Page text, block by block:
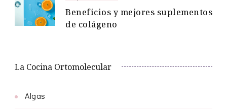
Beneficios y mejores suplementos
de colágeno
La Cocina Ortomolecular
Algas